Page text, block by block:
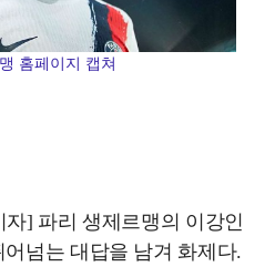
홈페이지 캡쳐
] 파리 생제르맹의 이강인
넘는 대답을 남겨 화제다.